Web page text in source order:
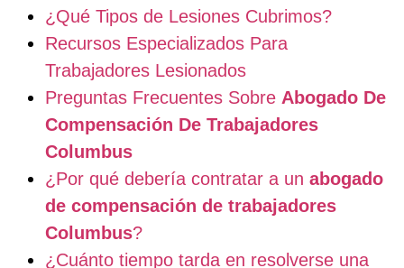
¿Qué Tipos de Lesiones Cubrimos?
Recursos Especializados Para
Trabajadores Lesionados
Preguntas Frecuentes Sobre Abogado De
Compensación De Trabajadores
Columbus
¿Por qué debería contratar a un abogado
de compensación de trabajadores
Columbus?
¿Cuánto tiempo tarda en resolverse una